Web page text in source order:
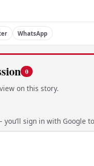
WhatsApp
0
on this story.
sign in with Google